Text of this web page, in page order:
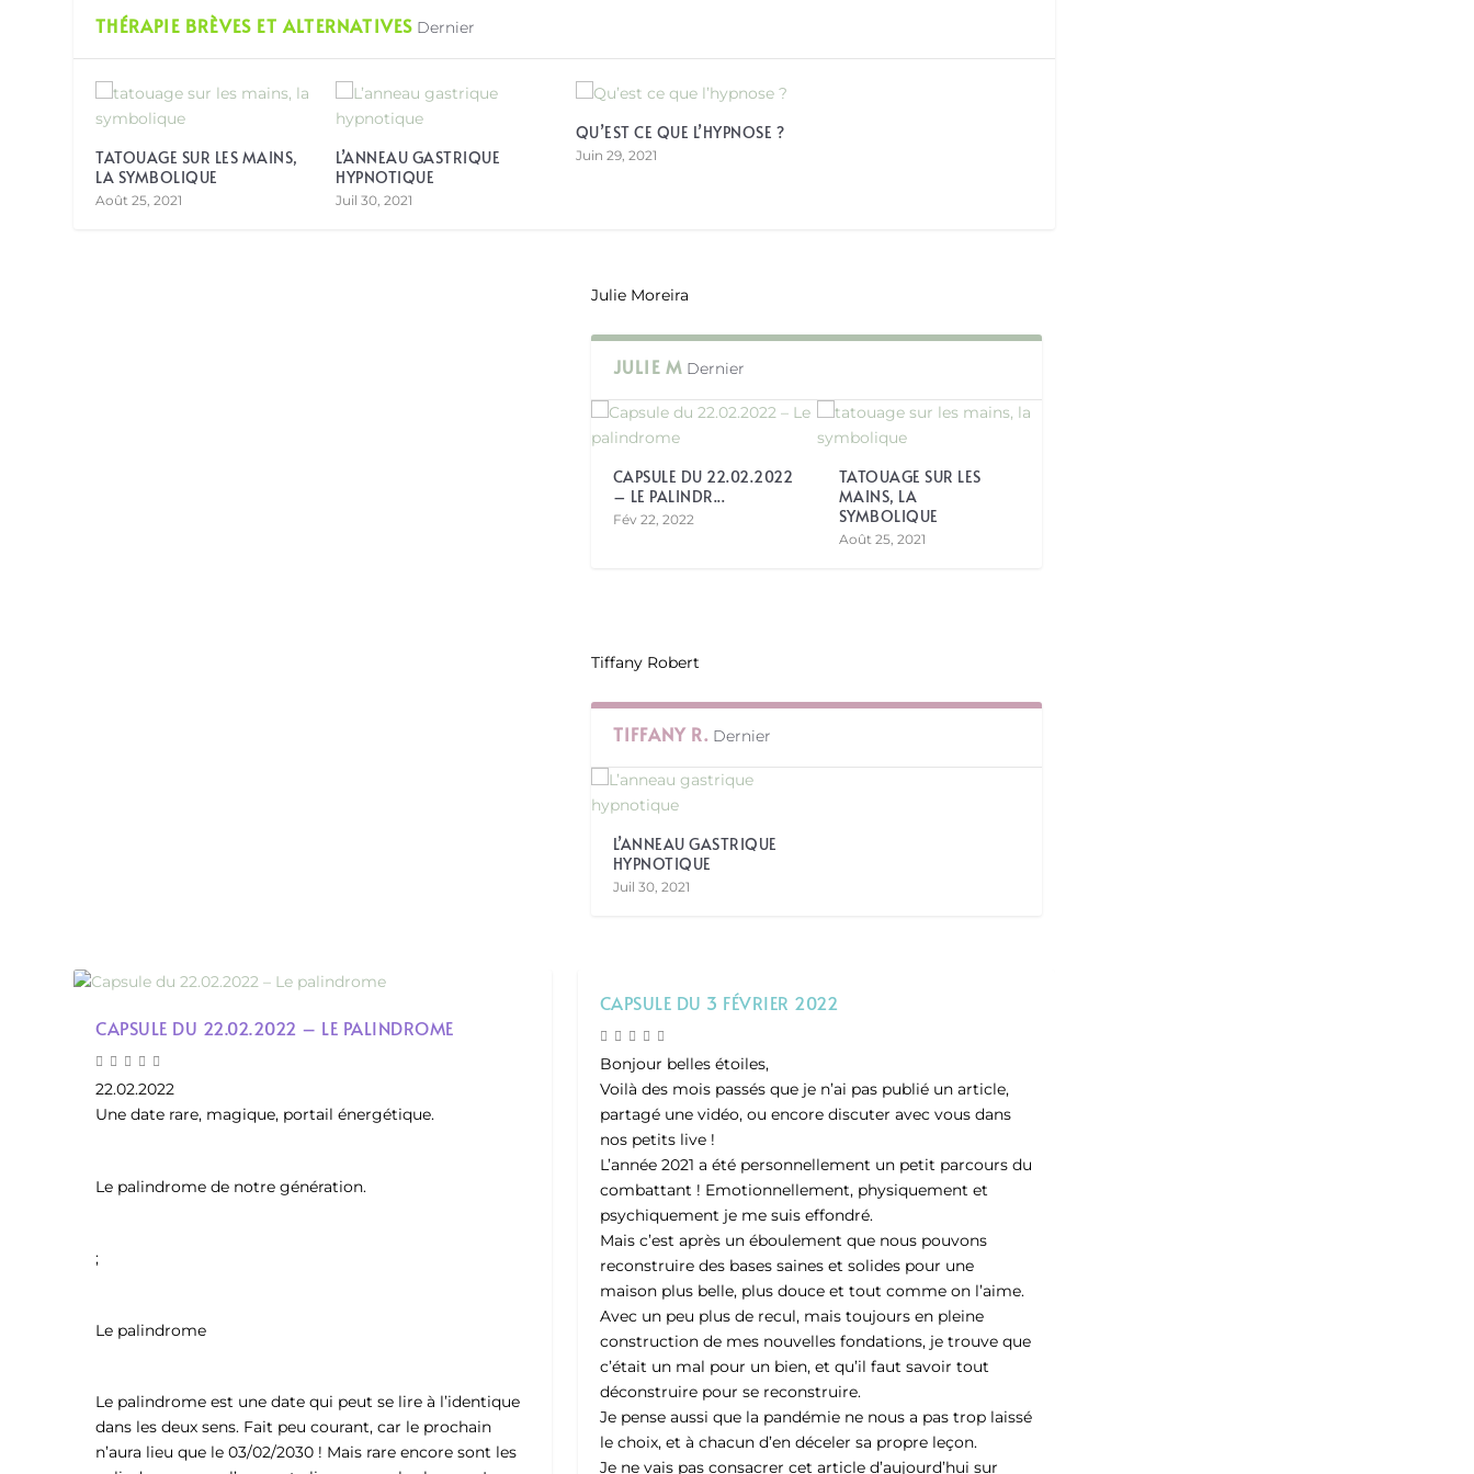
THÉRAPIE BRÈVES ET ALTERNATIVES Dernier
TATOUAGE SUR LES MAINS,
LA SYMBOLIQUE
Août 25, 2021
L’ANNEAU GASTRIQUE
HYPNOTIQUE
Juil 30, 2021
QU’EST CE QUE L’HYPNOSE ?
Juin 29, 2021
Julie Moreira
JULIE M Dernier
CAPSULE DU 22.02.2022
– LE PALINDR...
Fév 22, 2022
TATOUAGE SUR LES
MAINS, LA
SYMBOLIQUE
Août 25, 2021
Tiffany Robert
TIFFANY R. Dernier
L’ANNEAU GASTRIQUE
HYPNOTIQUE
Juil 30, 2021
CAPSULE DU 22.02.2022 – LE PALINDROME
22.02.2022
Une date rare, magique, portail énergétique.
Le palindrome de notre génération.
;
Le palindrome
Le palindrome est une date qui peut se lire à l’identique
dans les deux sens. Fait peu courant, car le prochain
n’aura lieu que le 03/02/2030 ! Mais rare encore sont les
CAPSULE DU 3 FÉVRIER 2022
Bonjour belles étoiles,
Voilà des mois passés que je n’ai pas publié un article,
partagé une vidéo, ou encore discuter avec vous dans
nos petits live !
L’année 2021 a été personnellement un petit parcours du
combattant ! Emotionnellement, physiquement et
psychiquement je me suis effondré.
Mais c’est après un éboulement que nous pouvons
reconstruire des bases saines et solides pour une
maison plus belle, plus douce et tout comme on l’aime.
Avec un peu plus de recul, mais toujours en pleine
construction de mes nouvelles fondations, je trouve que
c’était un mal pour un bien, et qu’il faut savoir tout
déconstruire pour se reconstruire.
Je pense aussi que la pandémie ne nous a pas trop laissé
le choix, et à chacun d’en déceler sa propre leçon.
Je ne vais pas consacrer cet article d’aujourd’hui sur